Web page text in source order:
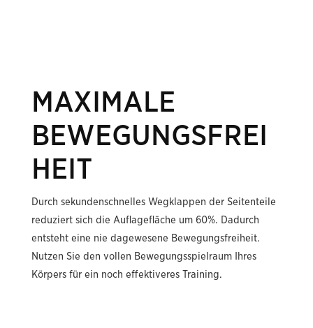
MAXIMALE
BEWEGUNGSFREI
HEIT
Durch sekundenschnelles Wegklappen der Seitenteile
reduziert sich die Auflagefläche um 60%. Dadurch
entsteht eine nie dagewesene Bewegungsfreiheit.
Nutzen Sie den vollen Bewegungsspielraum Ihres
Körpers für ein noch effektiveres Training.